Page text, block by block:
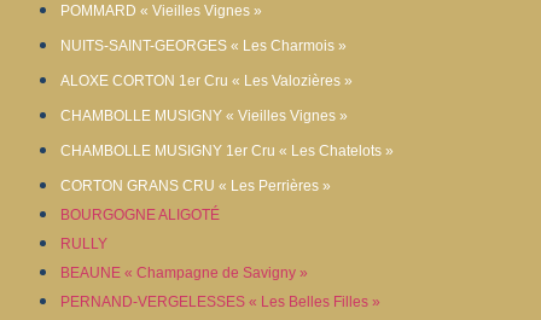
POMMARD « Vieilles Vignes »
NUITS-SAINT-GEORGES « Les Charmois »
ALOXE CORTON 1er Cru « Les Valozières »
CHAMBOLLE MUSIGNY « Vieilles Vignes »
CHAMBOLLE MUSIGNY 1er Cru « Les Chatelots »
CORTON GRANS CRU « Les Perrières »
BOURGOGNE ALIGOTÉ
RULLY
BEAUNE « Champagne de Savigny »
PERNAND-VERGELESSES « Les Belles Filles »